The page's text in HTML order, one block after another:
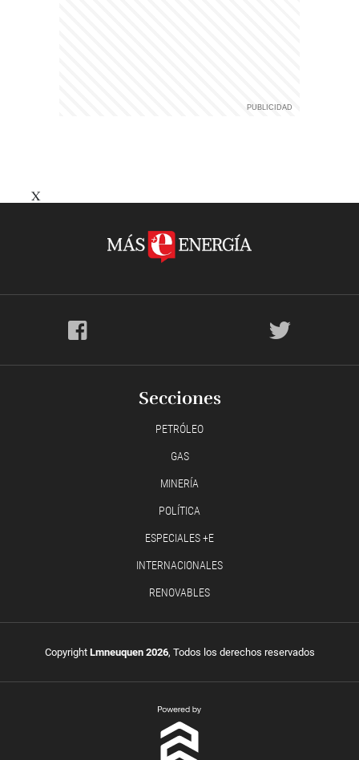
X
Secciones
PETRÓLEO
GAS
MINERÍA
POLÍTICA
ESPECIALES +E
INTERNACIONALES
RENOVABLES
Copyright Lmneuquen 2026, Todos los derechos reservados